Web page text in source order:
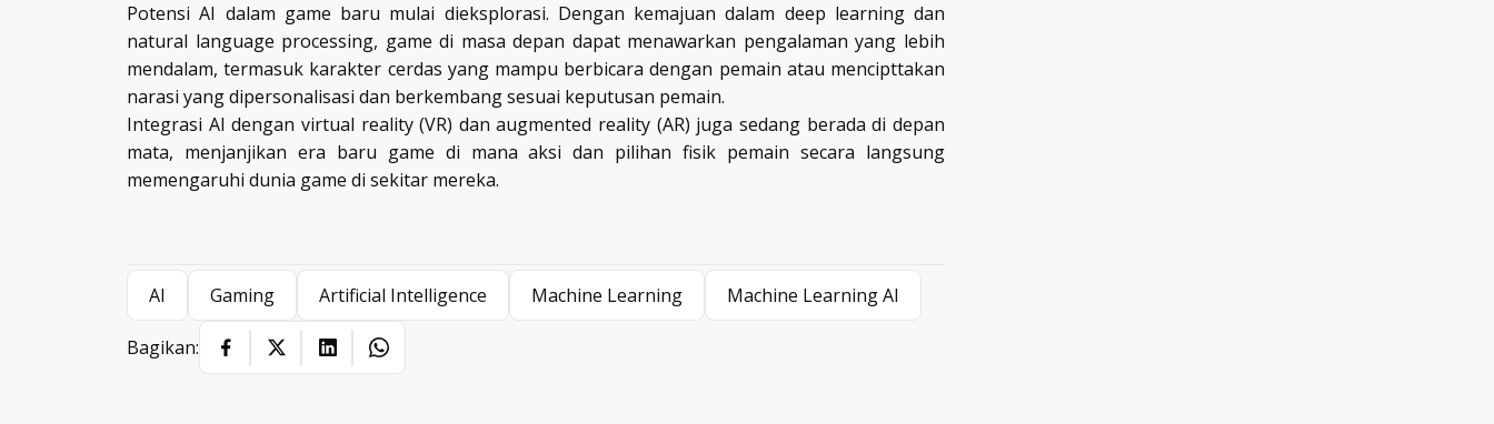
Potensi AI dalam game baru mulai dieksplorasi. Dengan kemajuan dalam deep learning dan
natural language processing, game di masa depan dapat menawarkan pengalaman yang lebih
mendalam, termasuk karakter cerdas yang mampu berbicara dengan pemain atau mencipttakan
narasi yang dipersonalisasi dan berkembang sesuai keputusan pemain.
Integrasi AI dengan virtual reality (VR) dan augmented reality (AR) juga sedang berada di depan
mata, menjanjikan era baru game di mana aksi dan pilihan fisik pemain secara langsung
memengaruhi dunia game di sekitar mereka.
AI Gaming Artificial Intelligence Machine Learning Machine Learning AI
Bagikan: